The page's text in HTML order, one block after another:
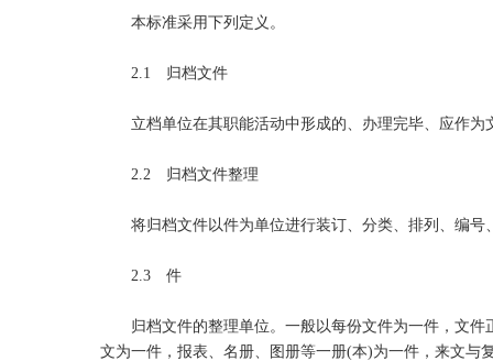
本标准采用下列定义。
2.1 归档文件
立档单位在其职能活动中形成的、办理完毕、应作为
2.2 归档文件整理
将归档文件以件为单位进行装订、分类、排列、编号
2.3 件
归档文件的整理单位。一般以每份文件为一件，文件
文为一件，报表、名册、图册等一册(本)为一件，来文与